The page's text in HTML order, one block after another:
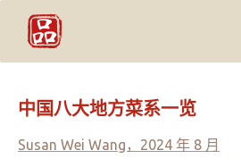
中国八大地方菜系一览
Susan Wei Wang，2024 年 8 月